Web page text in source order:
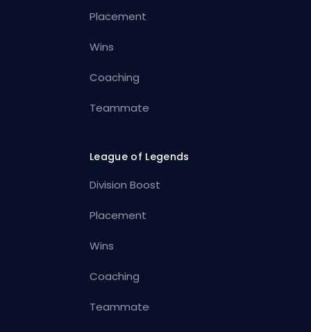
Placement
Wins
Coaching
Teammate
League of Legends
Division Boost
Placement
Wins
Coaching
Teammate